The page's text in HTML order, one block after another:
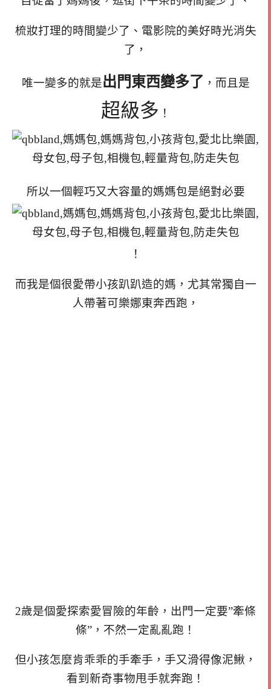
梳妝打理的時間變少了、電影院的美好時光消失
了，
唯一變多的就是出門東西變多了 ，而且是
超級多 ！
所以一個輕巧又大容量的媽媽包是絕對必要
！
而我是個很愛帶小孩趴趴造的媽，尤其常獨自一
人帶著可樂娜東奔西跑，
2歲是個愛探索愛冒險的年齡，出門一定要”牽條
條”，不然一定亂亂跑！
但小孩怎麼肯乖乖的手牽手，手又滑得像泥鰍，
看到新奇事物甩手就奔跑！